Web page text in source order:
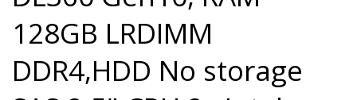
128GB LRDIMM
DDR4,HDD No storage